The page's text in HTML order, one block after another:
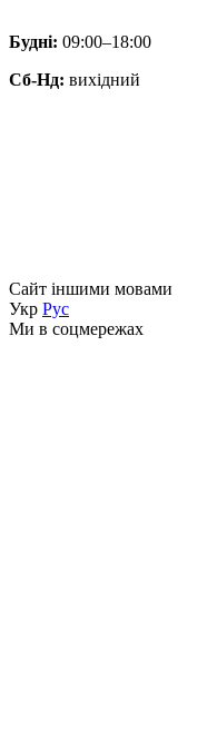
Будні: 09:00–18:00
Сб-Нд: вихідний
Сайт іншими мовами
Укр Рус
Ми в соцмережах